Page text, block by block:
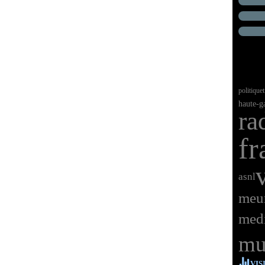
politique
haute-
asnl